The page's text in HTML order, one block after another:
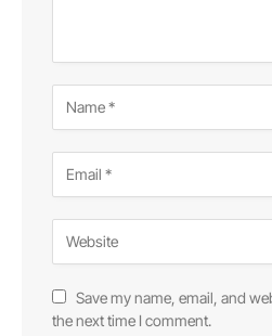
Save my name, email, and
the next time I comment.